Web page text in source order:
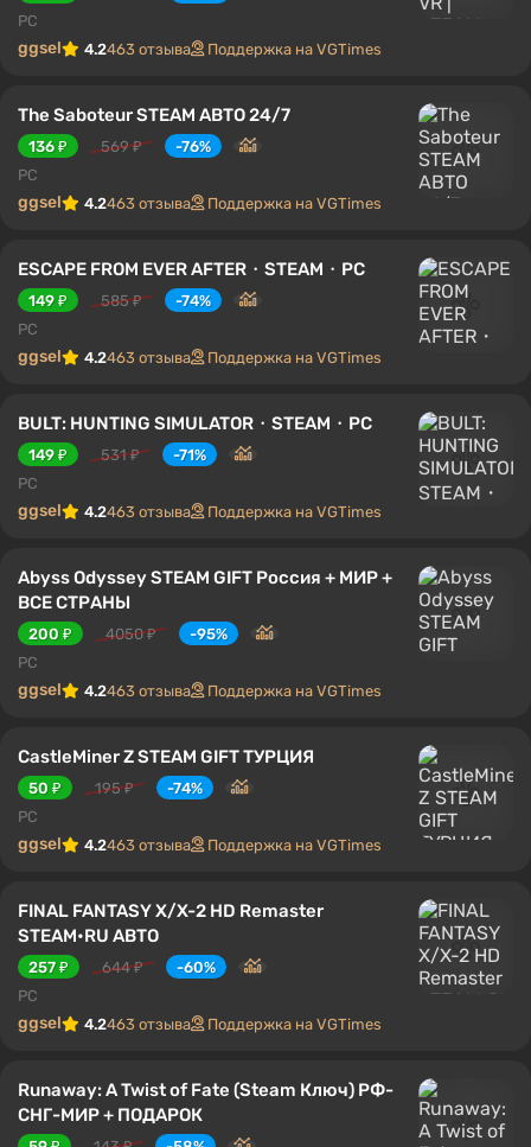
PC
ggsel 4.2463 отзыва Поддержка на VGTimes
The Saboteur STEAM АВТО 24/7
136 ₽ 569 ₽
-76%
PC
ggsel 4.2463 отзыва Поддержка на VGTimes
ESCAPE FROM EVER AFTER・STEAM・PC
149 ₽ 585 ₽
-74%
PC
ggsel 4.2463 отзыва Поддержка на VGTimes
BULT: HUNTING SIMULATOR・STEAM・PC
149 ₽ 531 ₽
-71%
PC
ggsel 4.2463 отзыва Поддержка на VGTimes
Abyss Odyssey STEAM GIFT Россия + МИР +
ВСЕ СТРАНЫ
200 ₽ 4050 ₽
-95%
PC
ggsel 4.2463 отзыва Поддержка на VGTimes
CastleMiner Z STEAM GIFT ТУРЦИЯ
50 ₽ 195 ₽
-74%
PC
ggsel 4.2463 отзыва Поддержка на VGTimes
FINAL FANTASY X/X-2 HD Remaster
STEAM•RU АВТО
257 ₽ 644 ₽
-60%
PC
ggsel 4.2463 отзыва Поддержка на VGTimes
Runaway: A Twist of Fate (Steam Ключ) РФ-
СНГ-МИР + ПОДАРОК